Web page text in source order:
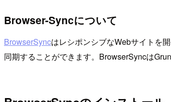
Browser-Syncについて
BrowserSyncはレシポンシブなWebサイトを
同期することができます。BrowserSyncは